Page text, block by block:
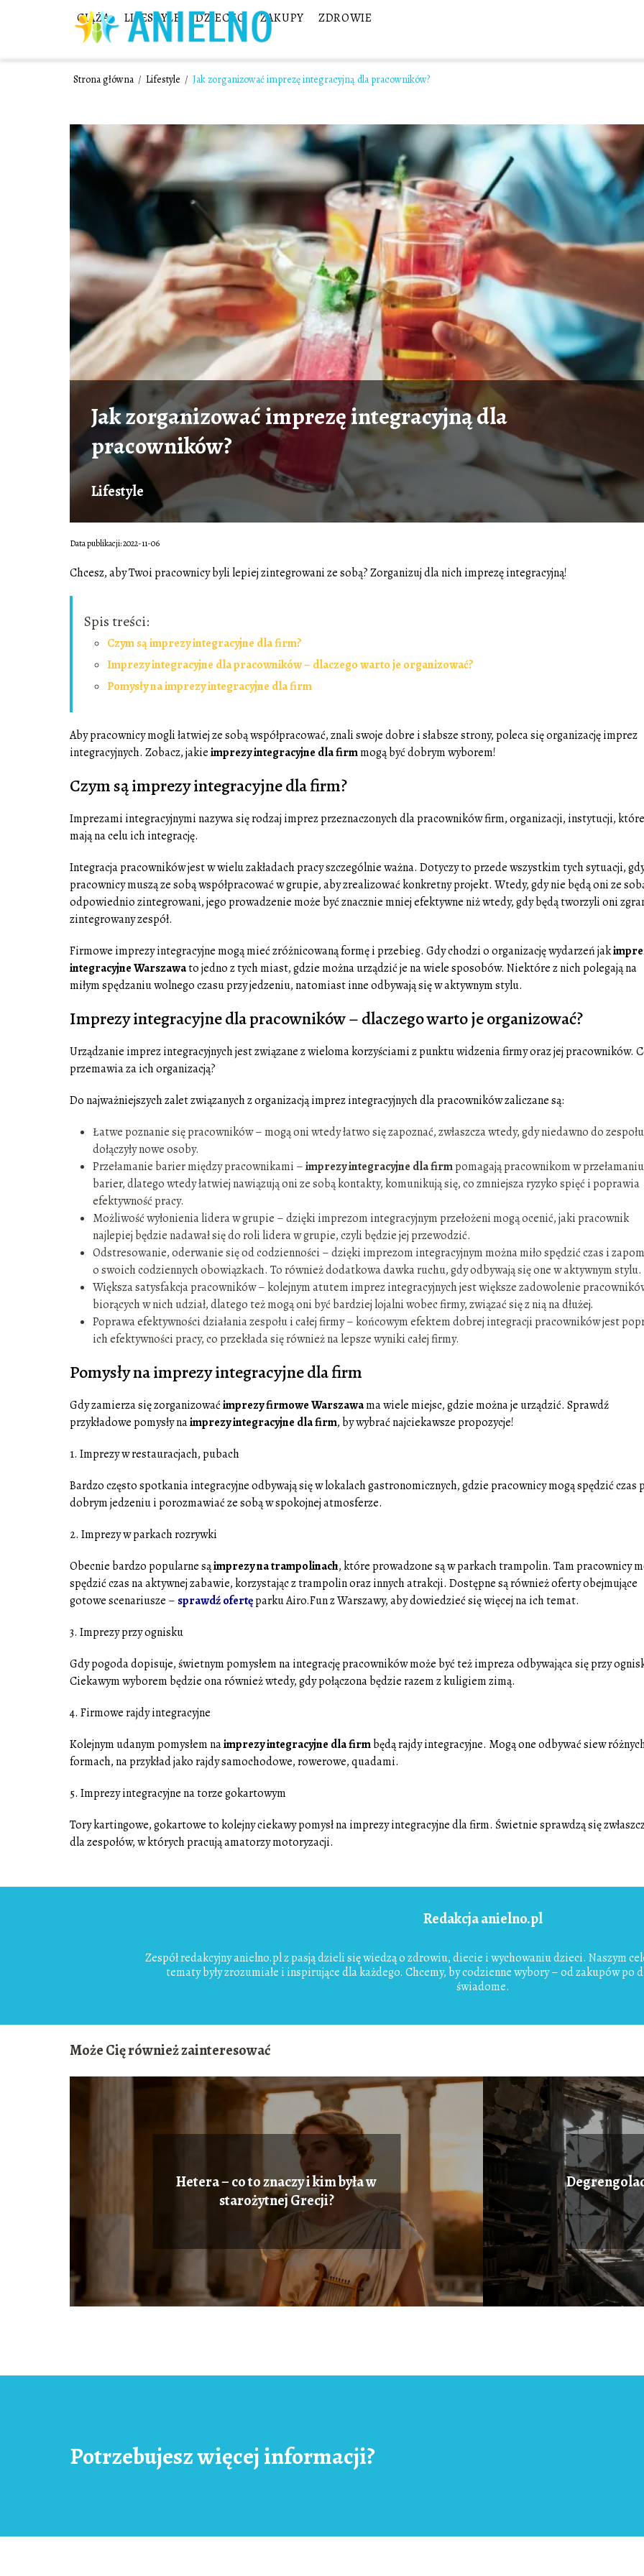
CIĄŻA LIFESTYLE DZIECKO ZAKUPY ZDROWIE
Strona główna / Lifestyle / Jak zorganizować imprezę integracyjną dla pracowników?
Jak zorganizować imprezę integracyjną dla
pracowników?
Lifestyle
Data publikacji: 2022-11-06
Chcesz, aby Twoi pracownicy byli lepiej zintegrowani ze sobą? Zorganizuj dla nich imprezę integracyjną!
Spis treści:
Czym są imprezy integracyjne dla firm?
Imprezy integracyjne dla pracowników – dlaczego warto je organizować?
Pomysły na imprezy integracyjne dla firm
Aby pracownicy mogli łatwiej ze sobą współpracować, znali swoje dobre i słabsze strony, poleca się organizację imprez
integracyjnych. Zobacz, jakieimprezy integracyjne dla firmmogą być dobrym wyborem!
Czym są imprezy integracyjne dla firm?
Imprezami integracyjnymi nazywa się rodzaj imprez przeznaczonych dla pracowników firm, organizacji, instytucji, które
mają na celu ich integrację.
Integracja pracowników jest w wielu zakładach pracy szczególnie ważna. Dotyczy to przede wszystkim tych sytuacji,
pracownicy muszą ze sobą współpracować w grupie, aby zrealizować konkretny projekt. Wtedy, gdy nie będą oni ze
odpowiednio zintegrowani, jego prowadzenie może być znacznie mniej efektywne niż wtedy, gdy będą tworzyli oni
zintegrowany zespół.
Firmowe imprezy integracyjne mogą mieć zróżnicowaną formę i przebieg. Gdy chodzi o organizację wydarzeń jak
integracyjne Warszawato jedno z tych miast, gdzie można urządzić je na wiele sposobów. Niektóre z nich polegają na
miłym spędzaniu wolnego czasu przy jedzeniu, natomiast inne odbywają się w aktywnym stylu.
Imprezy integracyjne dla pracowników – dlaczego warto je organizować?
Urządzanie imprez integracyjnych jest związane z wieloma korzyściami z punktu widzenia firmy oraz jej pracowników.
przemawia za ich organizacją?
Do najważniejszych zalet związanych z organizacją imprez integracyjnych dla pracowników zaliczane są:
Łatwe poznanie się pracowników – mogą oni wtedy łatwo się zapoznać, zwłaszcza wtedy, gdy niedawno do zespołu
dołączyły nowe osoby.
Przełamanie barier między pracownikami –imprezy integracyjne dla firmpomagają pracownikom w przełamaniu
barier, dlatego wtedy łatwiej nawiązują oni ze sobą kontakty, komunikują się, co zmniejsza ryzyko spięć i poprawia
efektywność pracy.
Możliwość wyłonienia lidera w grupie – dzięki imprezom integracyjnym przełożeni mogą ocenić, jaki pracownik
najlepiej będzie nadawał się do roli lidera w grupie, czyli będzie jej przewodzić.
Odstresowanie, oderwanie się od codzienności – dzięki imprezom integracyjnym można miło spędzić czas i
o swoich codziennych obowiązkach. To również dodatkowa dawka ruchu, gdy odbywają się one w aktywnym stylu.
Większa satysfakcja pracowników – kolejnym atutem imprez integracyjnych jest większe zadowolenie
biorących w nich udział, dlatego też mogą oni być bardziej lojalni wobec firmy, związać się z nią na dłużej.
Poprawa efektywności działania zespołu i całej firmy – końcowym efektem dobrej integracji pracowników jest
ich efektywności pracy, co przekłada się również na lepsze wyniki całej firmy.
Pomysły na imprezy integracyjne dla firm
Gdy zamierza się zorganizowaćimprezy firmowe Warszawama wiele miejsc, gdzie można je urządzić. Sprawdź
przykładowe pomysły naimprezy integracyjne dla firm, by wybrać najciekawsze propozycje!
1. Imprezy w restauracjach, pubach
Bardzo często spotkania integracyjne odbywają się w lokalach gastronomicznych, gdzie pracownicy mogą spędzić czas
dobrym jedzeniu i porozmawiać ze sobą w spokojnej atmosferze.
2. Imprezy w parkach rozrywki
Obecnie bardzo popularne sąimprezy na trampolinach, które prowadzone są w parkach trampolin. Tam pracownicy
spędzić czas na aktywnej zabawie, korzystając z trampolin oraz innych atrakcji. Dostępne są również oferty obejmujące
gotowe scenariusze – sprawdź ofertęparku Airo.Fun z Warszawy, aby dowiedzieć się więcej na ich temat.
3. Imprezy przy ognisku
Gdy pogoda dopisuje, świetnym pomysłem na integrację pracowników może być też impreza odbywająca się przy
Ciekawym wyborem będzie ona również wtedy, gdy połączona będzie razem z kuligiem zimą.
4. Firmowe rajdy integracyjne
Kolejnym udanym pomysłem naimprezy integracyjne dla firmbędą rajdy integracyjne. Mogą one odbywać siew
formach, na przykład jako rajdy samochodowe, rowerowe, quadami.
5. Imprezy integracyjne na torze gokartowym
Tory kartingowe, gokartowe to kolejny ciekawy pomysł na imprezy integracyjne dla firm. Świetnie sprawdzą się
dla zespołów, w których pracują amatorzy motoryzacji.
Redakcja anielno.pl
Zespół redakcyjny anielno.pl z pasją dzieli się wiedzą o zdrowiu, diecie i wychowaniu dzieci. Naszym
tematy były zrozumiałe i inspirujące dla każdego. Chcemy, by codzienne wybory – od zakupów po
świadome.
Może Cię również zainteresować
Hetera – co to znaczy i kim była w
starożytnej Grecji?
Potrzebujesz więcej informacji?